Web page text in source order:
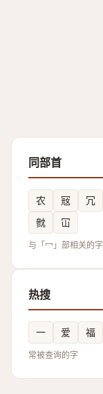
同部首
农 㓂 冗
㓄
冚
与「冖」部相关的字
热搜
一 爱 福
常被查询的字